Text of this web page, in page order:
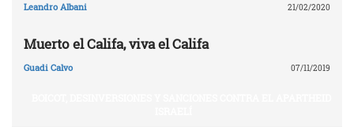
Leandro Albani 21/02/2020
Muerto el Califa, viva el Califa
Guadi Calvo 07/11/2019